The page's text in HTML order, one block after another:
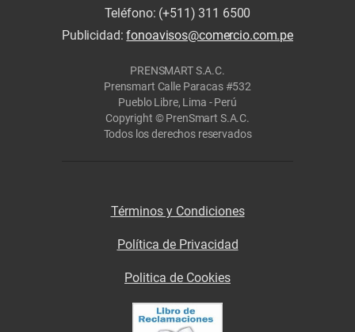
Teléfono: (+511) 311 6500
Publicidad:fonoavisos@comercio.com.pe
PRENSMART S.A.C.
Prensmart Calle Paracas #532
Pueblo Libre, Lima - Perú
Copyright © PrenSmart S.A.C.
Todos los derechos reservados
Términos y Condiciones
Política de Privacidad
Politica de Cookies